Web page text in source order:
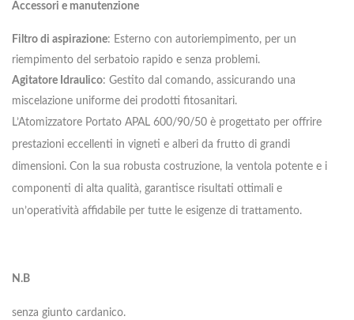
Accessori e manutenzione
Filtro di aspirazione: Esterno con autoriempimento, per un
riempimento del serbatoio rapido e senza problemi.
Agitatore Idraulico: Gestito dal comando, assicurando una
miscelazione uniforme dei prodotti fitosanitari.
L’Atomizzatore Portato APAL 600/90/50 è progettato per offrire
prestazioni eccellenti in vigneti e alberi da frutto di grandi
dimensioni. Con la sua robusta costruzione, la ventola potente e i
componenti di alta qualità, garantisce risultati ottimali e
un’operatività affidabile per tutte le esigenze di trattamento.
N.B
senza giunto cardanico.